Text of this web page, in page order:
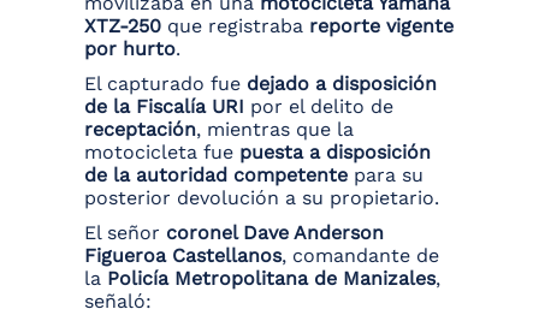
XTZ-250 que registraba reporte vigente
por hurto.
El capturado fue dejado a disposición
de la Fiscalía URI por el delito de
receptación, mientras que la
motocicleta fue puesta a disposición
de la autoridad competente para su
posterior devolución a su propietario.
El señor coronel Dave Anderson
Figueroa Castellanos, comandante de
la Policía Metropolitana de Manizales,
señaló: